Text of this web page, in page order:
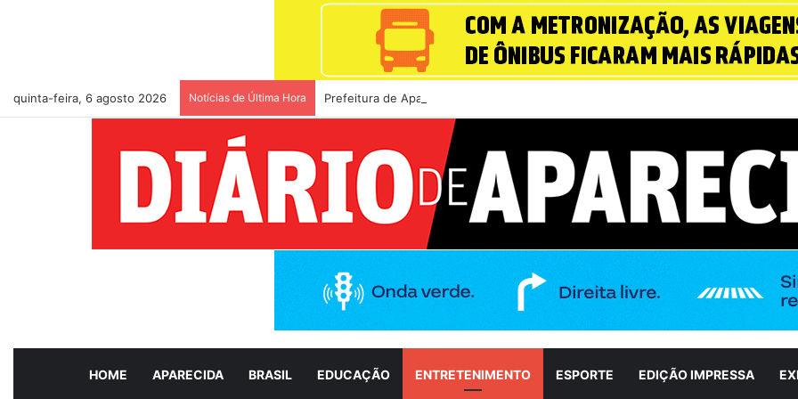
quinta-feira, 6 agosto 2026 Notícias de Última Hora Prefeitura de Aparecida flagra abandono de seis cães e reitera que o ato é crime
HOME APARECIDA BRASIL EDUCAÇÃO ENTRETENIMENTO ESPORTE EDIÇÃO IMPRESSA